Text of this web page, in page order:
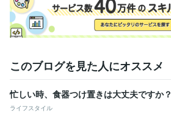
このブログを見た人にオススメ
忙しい時、食器つけ置きは大丈夫ですか？
ライフスタイル